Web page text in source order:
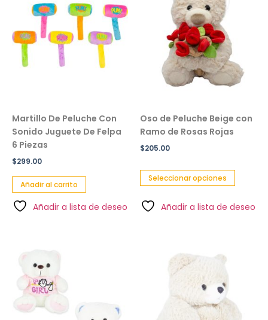
Martillo De Peluche Con
Sonido Juguete De Felpa
6 Piezas
$299.00
Añadir al carrito
Añadir a lista de deseo
Oso de Peluche Beige con
Ramo de Rosas Rojas
$205.00
Seleccionar opciones
Añadir a lista de deseo